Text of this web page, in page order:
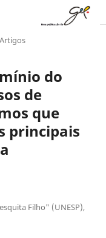
Artigos
do
de
que
principais
Filho" (UNESP),